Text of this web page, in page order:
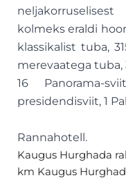
kolmeks eraldi
klassikalist tuba,
merevaatega tuba,
16 Panorama-
presidendisviit, 1
Rannahotell.
Kaugus Hurghada
km Kaugus